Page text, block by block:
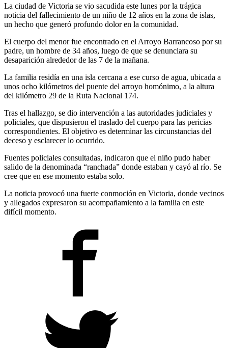
La ciudad de Victoria se vio sacudida este lunes por la trágica
noticia del fallecimiento de un niño de 12 años en la zona de islas,
un hecho que generó profundo dolor en la comunidad.
El cuerpo del menor fue encontrado en el Arroyo Barrancoso por su
padre, un hombre de 34 años, luego de que se denunciara su
desaparición alrededor de las 7 de la mañana.
La familia residía en una isla cercana a ese curso de agua, ubicada a
unos ocho kilómetros del puente del arroyo homónimo, a la altura
del kilómetro 29 de la Ruta Nacional 174.
Tras el hallazgo, se dio intervención a las autoridades judiciales y
policiales, que dispusieron el traslado del cuerpo para las pericias
correspondientes. El objetivo es determinar las circunstancias del
deceso y esclarecer lo ocurrido.
Fuentes policiales consultadas, indicaron que el niño pudo haber
salido de la denominada “ranchada” donde estaban y cayó al río. Se
cree que en ese momento estaba solo.
La noticia provocó una fuerte conmoción en Victoria, donde vecinos
y allegados expresaron su acompañamiento a la familia en este
difícil momento.